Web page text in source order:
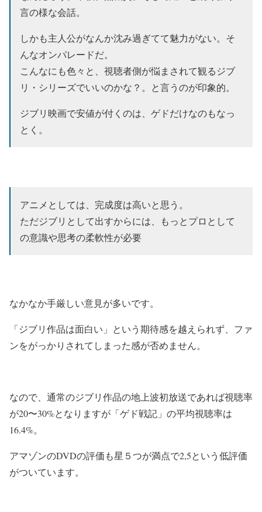
言の様な会話。
しかも主人公がなんか沈み過ぎてて魅力がない。そ
んなオンパレードだ。
こんなにも色々と、視聴者側が悩まされて観るジブ
リ・シリーズでいいのかな？。と言うのが印象的。
ジブリ映画で安値が付くのは、ゲドだけなのもなっ
とく。
アニメとしては、完成度は高いと思う。
ただジブリとして出すからには、もっとプロとして
の意識や思考の柔軟性が必要
なかなか手厳しい意見が多いです。
「ジブリ作品は面白い」という期待感を越えられず、ファ
ンをがっかりされてしまった感が否めません。
なので、通常のジブリ作品の地上波初放送であれば視聴率
が20〜30%となりますが「ゲド戦記」の平均視聴率は
16.4%。
アマゾンのDVDの評価も星５つが満点で2,5という低評価
がついています。